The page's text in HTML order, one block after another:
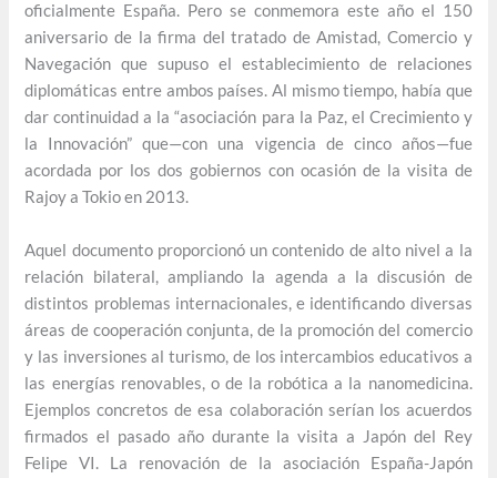
oficialmente España. Pero se conmemora este año el 150
aniversario de la firma del tratado de Amistad, Comercio y
Navegación que supuso el establecimiento de relaciones
diplomáticas entre ambos países. Al mismo tiempo, había que
dar continuidad a la “asociación para la Paz, el Crecimiento y
la Innovación” que—con una vigencia de cinco años—fue
acordada por los dos gobiernos con ocasión de la visita de
Rajoy a Tokio en 2013.
Aquel documento proporcionó un contenido de alto nivel a la
relación bilateral, ampliando la agenda a la discusión de
distintos problemas internacionales, e identificando diversas
áreas de cooperación conjunta, de la promoción del comercio
y las inversiones al turismo, de los intercambios educativos a
las energías renovables, o de la robótica a la nanomedicina.
Ejemplos concretos de esa colaboración serían los acuerdos
firmados el pasado año durante la visita a Japón del Rey
Felipe VI. La renovación de la asociación España-Japón